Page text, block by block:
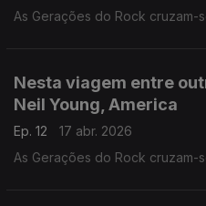
As Gerações do Rock cruzam-
Nesta viagem entre
Neil Young, America
Ep. 12
17 abr. 2026
As Gerações do Rock cruzam-